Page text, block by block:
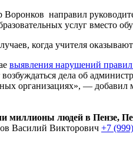
направил
услуг вместо
когда учителя
выявления нарушений правил
возбуждаться дела об
организациях», — добавил
миллионы людей в Пензе,
Василий Викторович +7